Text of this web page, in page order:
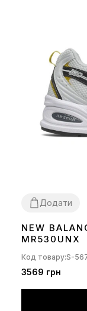
Додати
37
NEW
MR530UNX
Код товару:S-
3569 грн